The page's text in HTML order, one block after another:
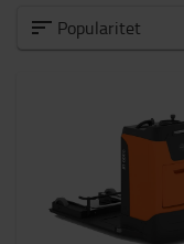
Alle plukketruck
Løftehøjde (mm)
Popularitet